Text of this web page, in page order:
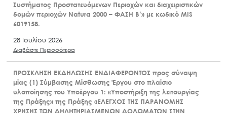
Συστήματος Προστατευόμενων Περιοχών και διαχειριστικών
δομών περιοχών Natura 2000 – ΦΑΣΗ Β’» με κωδικό MIS
6019158.
28 Ιουλίου 2026
Διαβάστε Περισσότερα
ΠΡΟΣΚΛΗΣΗ ΕΚΔΗΛΩΣΗΣ ΕΝΔΙΑΦΕΡΟΝΤΟΣ προς σύναψη
μίας (1) Σύμβασης Μίσθωσης Έργου στο πλαίσιο
υλοποίησης του Υποέργου 1: «Υποστήριξη της λειτουργίας
της Πράξης» της Πράξης «ΕΛΕΓΧΟΣ ΤΗΣ ΠΑΡΑΝΟΜΗΣ
ΧΡΗΣΗΣ ΤΩΝ ΔΗΛΗΤΗΡΙΑΣΜΕΝΩΝ ΔΟΛΩΜΑΤΩΝ ΣΤΗΝ